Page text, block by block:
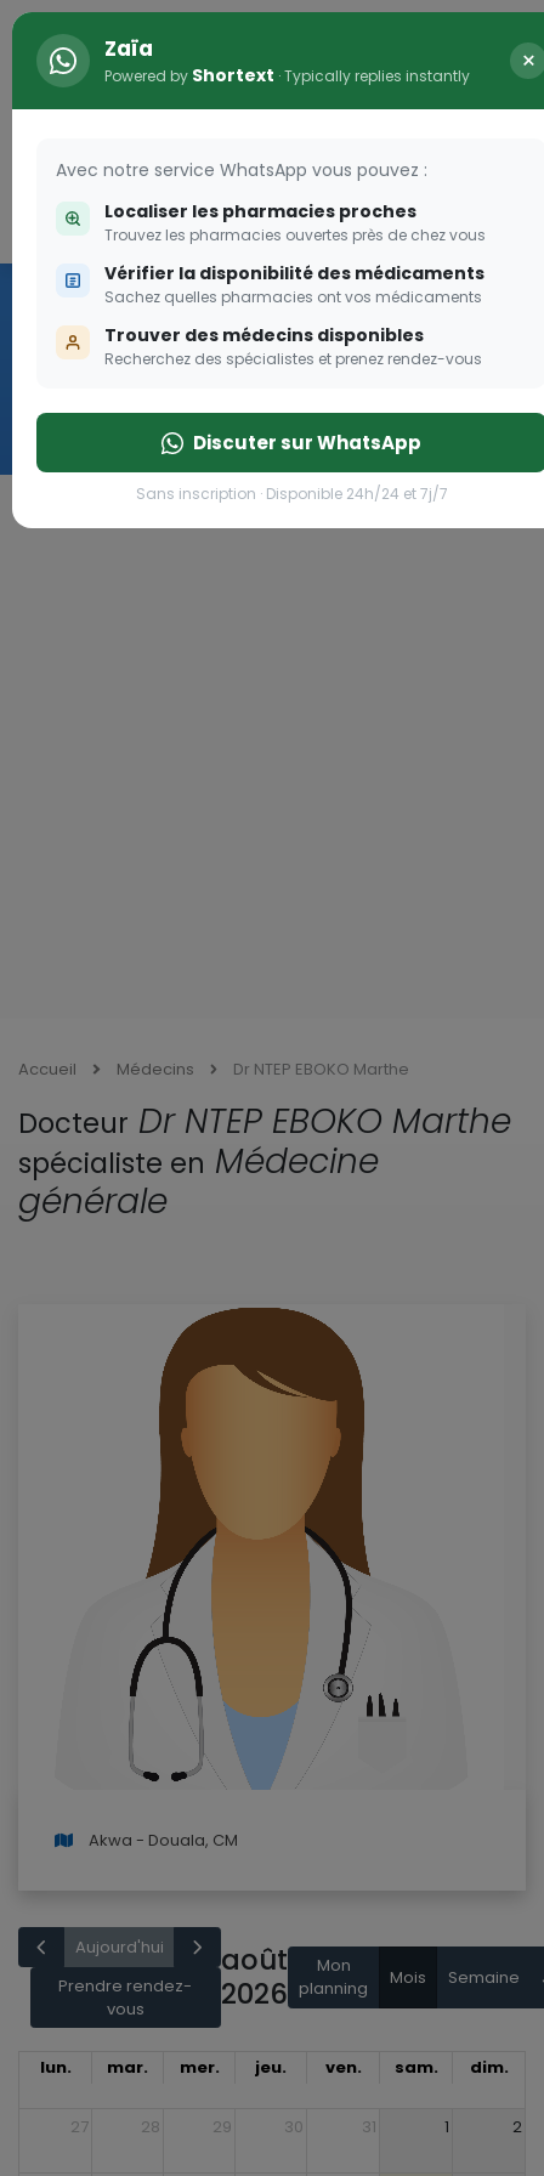
Connexion
Vaccination
Accueil Médecins Dr NTEP EBOKO Marthe
Docteur Dr NTEP EBOKO Marthe
spécialiste en Médecine
générale
Akwa - Douala, CM
Aujourd'hui
Prendre rendez-
vous
août
2026
Mon
planning
Mois Semaine
lun. mar. mer. jeu. ven. sam. dim.
27 28 29 30 31 1 2
Zaïa
Powered by Shortext · Typically replies instantly ×
Avec notre service WhatsApp vous pouvez :
Localiser les pharmacies proches
Trouvez les pharmacies ouvertes près de chez vous
Vérifier la disponibilité des médicaments
Sachez quelles pharmacies ont vos médicaments
Trouver des médecins disponibles
Recherchez des spécialistes et prenez rendez-vous
Discuter sur WhatsApp
Sans inscription · Disponible 24h/24 et 7j/7